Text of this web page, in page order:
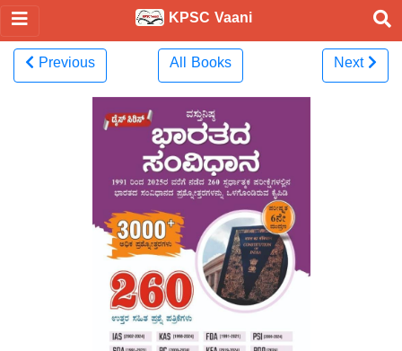
KPSC Vaani
Previous All Books Next